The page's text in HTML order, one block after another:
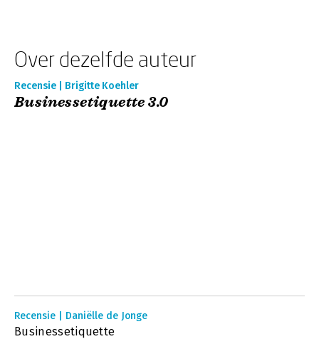
Over dezelfde auteur
Recensie | Brigitte Koehler
Businessetiquette 3.0
Recensie | Daniëlle de Jonge
Businessetiquette